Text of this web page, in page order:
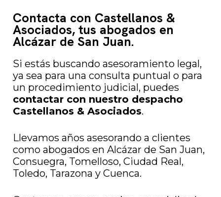
Contacta con Castellanos &
Asociados, tus abogados en
Alcázar de San Juan.
Si estás buscando asesoramiento legal,
ya sea para una consulta puntual o para
un procedimiento judicial, puedes
contactar con nuestro despacho
Castellanos & Asociados.
Llevamos años asesorando a clientes
como abogados en Alcázar de San Juan,
Consuegra, Tomelloso, Ciudad Real,
Toledo, Tarazona y Cuenca.